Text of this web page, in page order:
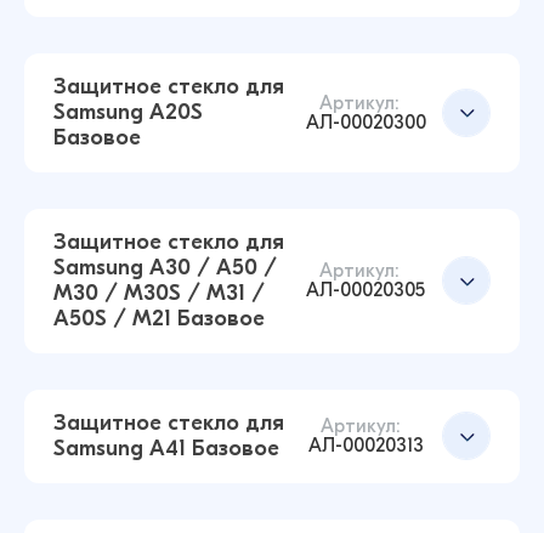
14 ₽16 ₽
14 ₽16 ₽
Защитное стекло для Samsung J4 Plus / J6 Plus
Защитное стекло для
Samsung A20S
Базовое
Артикул:
АЛ-00020300
Защитное стекло для
Samsung A30 / A50 /
M30 / M30S / M31 /
A50S / M21 Базовое
Артикул:
АЛ-00020305
Защитное стекло для
Samsung A41 Базовое
Артикул:
АЛ-00020313